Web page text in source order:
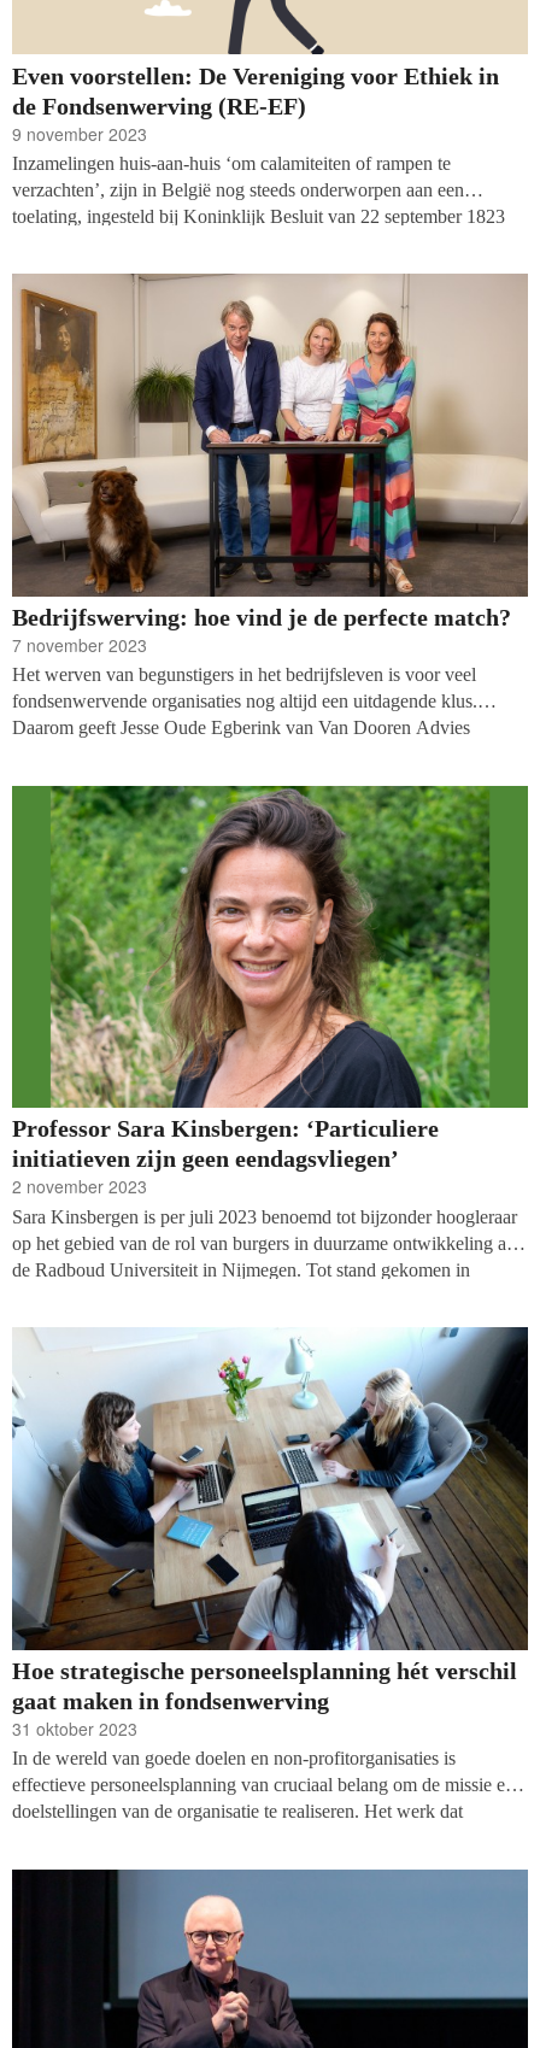
Even voorstellen: De Vereniging voor Ethiek in
de Fondsenwerving (RE-EF)
9 november 2023
Inzamelingen huis-aan-huis ‘om calamiteiten of rampen te
verzachten’, zijn in België nog steeds onderworpen aan een
toelating, ingesteld bij Koninklijk Besluit van 22 september 1823
zijn de wereld en de markt van de vrijgevigheid in België nogal
verschillend van haar noorderburen. In dat Belgische speelveld
bezet de Vereniging voor Ethiek in de Fondsenwerving een
bescheiden maar centrale plaats. Voorzitter Erik Todts stelt de
vereniging voor.
Bedrijfswerving: hoe vind je de perfecte match?
7 november 2023
Het werven van begunstigers in het bedrijfsleven is voor veel
fondsenwervende organisaties nog altijd een uitdagende klus.
Daarom geeft Jesse Oude Egberink van Van Dooren Advies
collega’s in hun werk voorbij hebben zien komen. In dit artikel: de
zoektocht naar een potentiële bedrijfspartner, met als casus de
Koninklijke Hondenbescherming, met wie VDA tussen 2018 en
2023 samenwerkte.
Professor Sara Kinsbergen: ‘Particuliere
initiatieven zijn geen eendagsvliegen’
2 november 2023
Sara Kinsbergen is per juli 2023 benoemd tot bijzonder hoogleraar
op het gebied van de rol van burgers in duurzame ontwikkeling aan
de Radboud Universiteit in Nijmegen. Tot stand gekomen in
Wetenschappen, de afdeling Culturele Antropologie en
Ontwikkelingsstudies (CAOS) en Wilde Ganzen. Bovendien is ze
lid van de permanente commissie ontwikkelingssamenwerking van
de Adviesraad Internationale Vraagstukken voor de regering.
Reden genoeg om haar te interviewen over haar onderzoek naar
particuliere initiatieven die actief zijn in het buitenland.
Hoe strategische personeelsplanning hét verschil
gaat maken in fondsenwerving
31 oktober 2023
In de wereld van goede doelen en non-profitorganisaties is
effectieve personeelsplanning van cruciaal belang om de missie en
doelstellingen van de organisatie te realiseren. Het werk dat
strategische personeelsplanning daarom essentieel. Het helpt bij het
optimaliseren van de personeelsinzet en het vergroten van de
impact. Strategische personeelsplanning (SPP) is een proces waarbij
organisaties proactief nadenken over hun huidige en toekomstige
personeelsbehoeften om ervoor te zorgen dat ze over de juiste
mensen met de juiste vaardigheden beschikken om hun